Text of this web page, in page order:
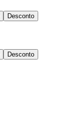
Desconto
Desconto